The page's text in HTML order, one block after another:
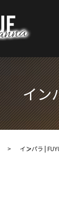
イン
インパラ |